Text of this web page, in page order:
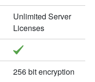
Unlimited Server
Licenses
256 bit encryption